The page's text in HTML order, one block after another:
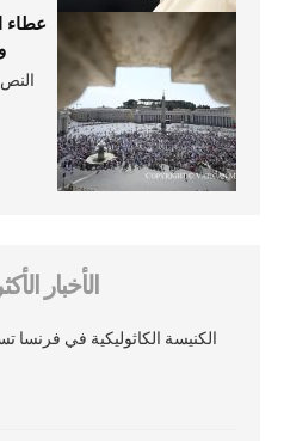
عطاء
النص
الأخبار
الكنيسة الكاثوليكية في فرنسا